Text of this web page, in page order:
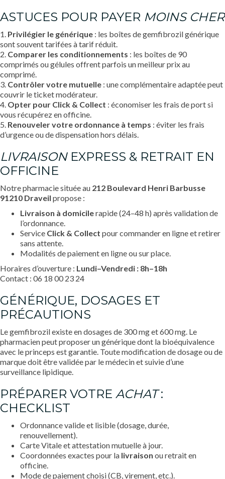
ASTUCES POUR PAYER MOINS CHER
1. Privilégier le générique : les boîtes de gemfibrozil générique
sont souvent tarifées à tarif réduit.
2. Comparer les conditionnements : les boîtes de 90
comprimés ou gélules offrent parfois un meilleur prix au
comprimé.
3. Contrôler votre mutuelle : une complémentaire adaptée peut
couvrir le ticket modérateur.
4. Opter pour Click & Collect : économiser les frais de port si
vous récupérez en officine.
5. Renouveler votre ordonnance à temps : éviter les frais
d’urgence ou de dispensation hors délais.
LIVRAISONEXPRESS & RETRAIT EN
OFFICINE
Notre pharmacie située au 212 Boulevard Henri Barbusse
91210 Draveil propose :
Livraison à domicilerapide (24–48 h) après validation de
l’ordonnance.
Service Click & Collect pour commander en ligne et retirer
sans attente.
Modalités de paiement en ligne ou sur place.
Horaires d’ouverture : Lundi–Vendredi : 8h–18h
Contact : 06 18 00 23 24
GÉNÉRIQUE, DOSAGES ET
PRÉCAUTIONS
Le gemfibrozil existe en dosages de 300 mg et 600 mg. Le
pharmacien peut proposer un générique dont la bioéquivalence
avec le princeps est garantie. Toute modification de dosage ou de
marque doit être validée par le médecin et suivie d’une
surveillance lipidique.
PRÉPARER VOTRE ACHAT:
CHECKLIST
Ordonnance valide et lisible (dosage, durée,
renouvellement).
Carte Vitale et attestation mutuelle à jour.
Coordonnées exactes pour la livraison ou retrait en
officine.
Mode de paiement choisi (CB, virement, etc.).